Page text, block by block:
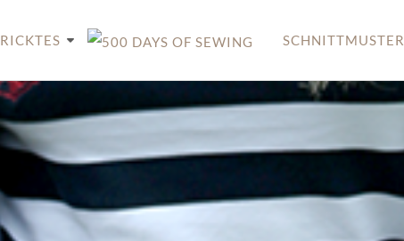
SCHNITTMUSTER